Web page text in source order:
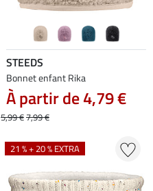
STEEDS
Bonnet enfant Rika
À partir de 4,79 €
5,99 €7,99 €
21 % + 20 % EXTRA